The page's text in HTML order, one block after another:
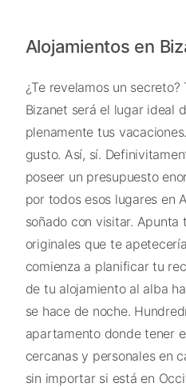
Alojamientos en
¿Te revelamos un
Bizanet será el lugar ideal
plenamente tus
gusto. Así, sí.
poseer un presupuesto
por todos esos lugares en
soñado con visitar. Apunta
originales que te
comienza a planificar tu
de tu alojamiento al alba
se hace de noche.
apartamento donde tener
cercanas y personales en
sin importar si está en